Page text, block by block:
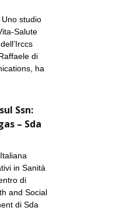
studio
Salute
di
ha
Ssn:
– Sda
in Sanità
di
and Social
di Sda